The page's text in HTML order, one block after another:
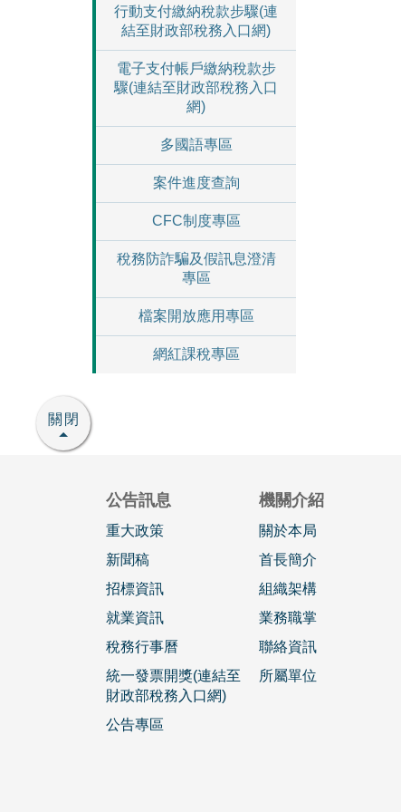
行動支付繳納稅款步驟(連
結至財政部稅務入口網)
電子支付帳戶繳納稅款步
驟(連結至財政部稅務入口
網)
多國語專區
案件進度查詢
CFC制度專區
稅務防詐騙及假訊息澄清
專區
檔案開放應用專區
網紅課稅專區
關閉
公告訊息
重大政策
新聞稿
招標資訊
就業資訊
稅務行事曆
統一發票開獎(連結至
財政部稅務入口網)
公告專區
機關介紹
關於本局
首長簡介
組織架構
業務職掌
聯絡資訊
所屬單位